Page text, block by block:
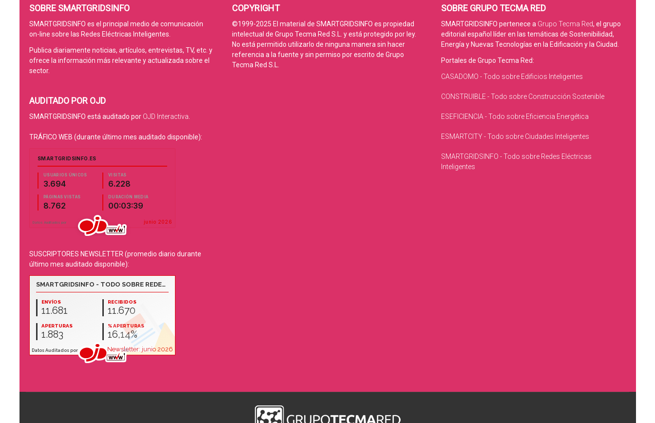
SOBRE SMARTGRIDSINFO
SMARTGRIDSINFO es el principal medio de comunicación
on-line sobre las Redes Eléctricas Inteligentes.
Publica diariamente noticias, artículos, entrevistas, TV, etc. y
ofrece la información más relevante y actualizada sobre el
sector.
AUDITADO POR OJD
SMARTGRIDSINFO está auditado por OJD Interactiva
TRÁFICO WEB (durante último mes auditado disponible):
SUSCRIPTORES NEWSLETTER (promedio diario durante
último mes auditado disponible):
COPYRIGHT
©1999-2025 El material de SMARTGRIDSINFO es propiedad
intelectual de Grupo Tecma Red S.L. y está protegido por ley.
No está permitido utilizarlo de ninguna manera sin hacer
referencia a la fuente y sin permiso por escrito de Grupo
Tecma Red S.L.
SOBRE GRUPO TECMA RED
SMARTGRIDSINFO pertenece a Grupo Tecma Red, el grupo
editorial español líder en las temáticas de Sostenibilidad,
Energía y Nuevas Tecnologías en la Edificación y la Ciudad.
Portales de Grupo Tecma Red:
CASADOMO - Todo sobre Edificios Inteligentes
CONSTRUIBLE - Todo sobre Construcción Sostenible
ESEFICIENCIA - Todo sobre Eficiencia Energética
ESMARTCITY - Todo sobre Ciudades Inteligentes
SMARTGRIDSINFO - Todo sobre Redes Eléctricas
Inteligentes